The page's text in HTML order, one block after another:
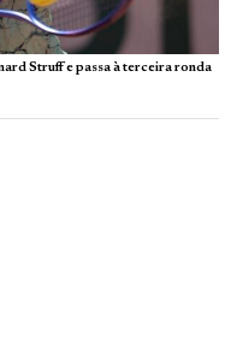
Struff e passa à terceira ronda